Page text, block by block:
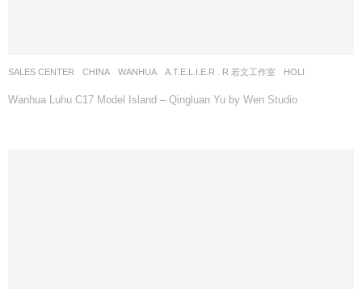
SALES CENTER CHINA WANHUA A.T.E.L.I.E.R . R 若文工作室 HOLI
Wanhua Luhu C17 Model Island – Qingluan Yu by Wen Studio